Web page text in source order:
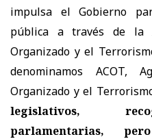
impulsa el Gobierno
pública a través de la
Organizado y el
denominamos ACOT,
Organizado y el
legislativos,
parlamentarias,